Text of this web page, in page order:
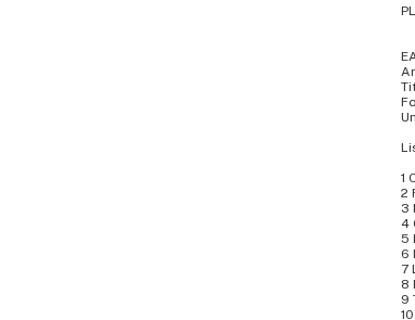
1
2
3
4
5
6
7
8
9